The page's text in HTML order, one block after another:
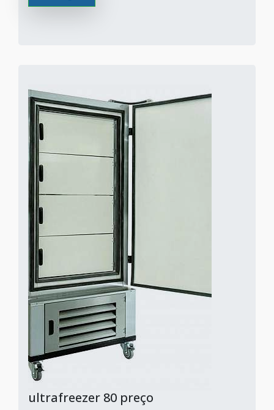
ultrafreezer 80 preço